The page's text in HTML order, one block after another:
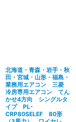
北海道・青森・岩手・秋
田・宮城・山形・福島・
業務用エアコン 三菱
冷房専用エアコン てん
かせ4方向 シングルタ
イプ PL-
CRP80SELEF 80形